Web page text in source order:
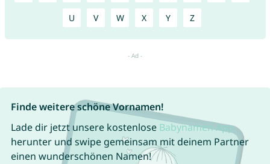
U V W X Y Z
Finde weitere schöne Vornamen!
Lade dir jetzt unsere kostenlose Babynamen App
herunter und swipe gemeinsam mit deinem Partner
einen wunderschönen Namen!